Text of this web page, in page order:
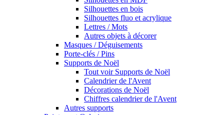
Silhouettes en bois
Silhouettes fluo et acrylique
Lettres / Mots
Autres objets à décorer
Masques / Déguisements
Porte-clés / Pins
Supports de Noël
Tout voir Supports de Noël
Calendrier de l'Avent
Décorations de Noël
Chiffres calendrier de l'Avent
Autres supports